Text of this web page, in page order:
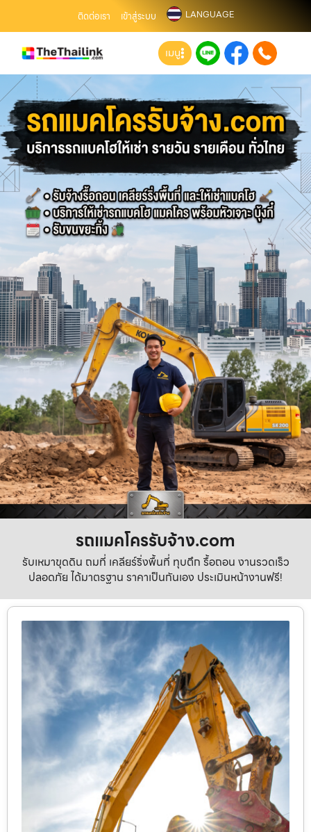
ติดต่อเรา เข้าสู่ระบบ LANGUAGE
เมนู
รถแมคโครรับจ้าง.com
รับเหมาขุดดิน ถมที่ เคลียร์ริ่งพื้นที่ ทุบตึก รื้อถอน งานรวดเร็ว
ปลอดภัย ได้มาตรฐาน ราคาเป็นกันเอง ประเมินหน้างานฟรี!